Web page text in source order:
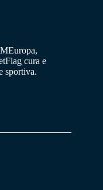
cura e
sportiva.